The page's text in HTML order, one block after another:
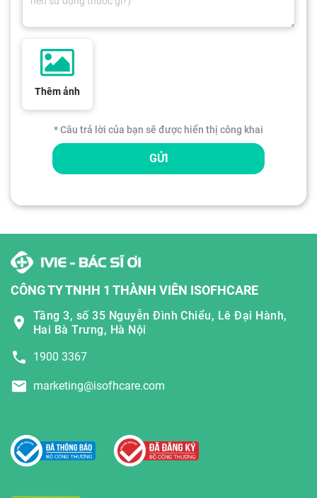
Thêm ảnh
* Câu trả lời của bạn sẽ được hiển thị công khai
GỬI
CÔNG TY TNHH 1 THÀNH VIÊN ISOFHCARE
Tầng 3, số 35 Nguyễn Đình Chiểu, Lê Đại Hành,
Hai Bà Trưng, Hà Nội
1900 3367
marketing@isofhcare.com